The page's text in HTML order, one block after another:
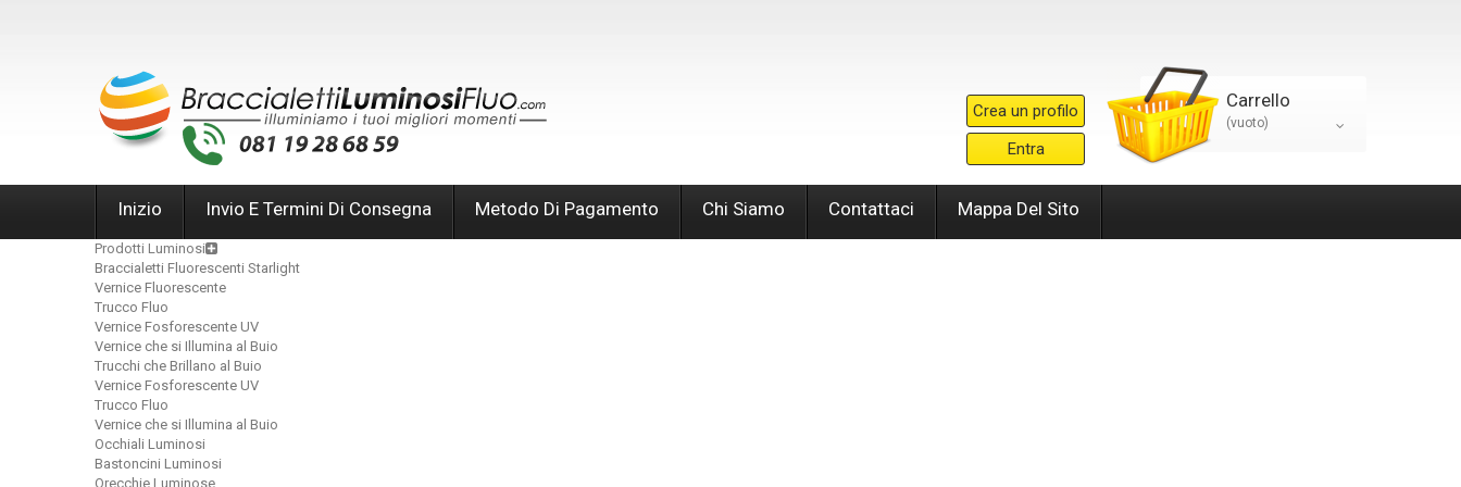
Crea un profilo
Entra
Carrello
(vuoto)
Inizio Invio E Termini Di Consegna Metodo Di Pagamento Chi Siamo Contattaci Mappa Del Sito
Prodotti Luminosi
Braccialetti Fluorescenti Starlight
Vernice Fluorescente
Trucco Fluo
Vernice Fosforescente UV
Vernice che si Illumina al Buio
Trucchi che Brillano al Buio
Vernice Fosforescente UV
Trucco Fluo
Vernice che si Illumina al Buio
Occhiali Luminosi
Bastoncini Luminosi
Orecchie Luminose